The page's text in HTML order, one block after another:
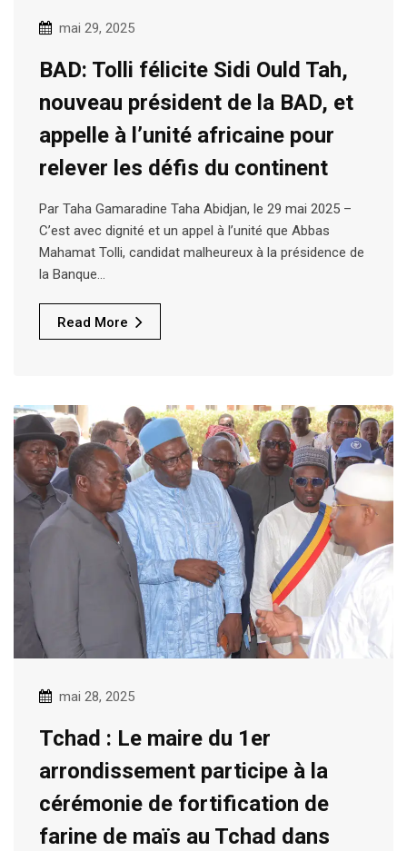
mai 29, 2025
BAD: Tolli félicite Sidi Ould Tah,
nouveau président de la BAD, et
appelle à l’unité africaine pour
relever les défis du continent
Par Taha Gamaradine Taha Abidjan, le 29 mai 2025 –
C’est avec dignité et un appel à l’unité que Abbas
Mahamat Tolli, candidat malheureux à la présidence de
la Banque…
Read More
mai 28, 2025
Tchad : Le maire du 1er
arrondissement participe à la
cérémonie de fortification de
farine de maïs au Tchad dans